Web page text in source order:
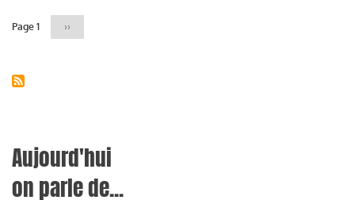
Page 1
Page
››
Aujourd'hui
on parle de...